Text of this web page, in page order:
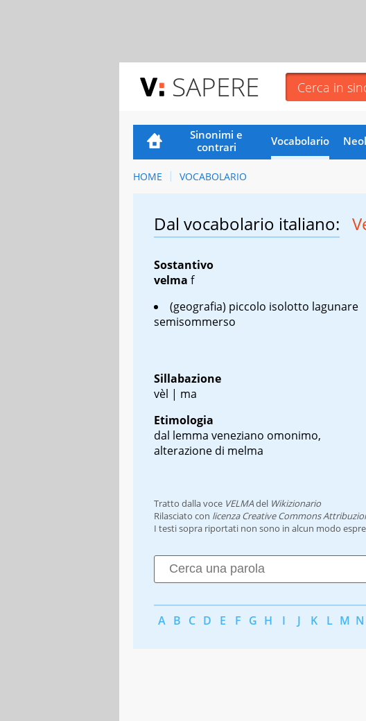
SAPERE
Sinonimi e
contrari
Vocabolario
HOME VOCABOLARIO
Dal vocabolario italiano:
Sostantivo
velma f
(geografia) piccolo isolotto lagunare
semisommerso
Sillabazione
vèl | ma
Etimologia
dal lemma veneziano omonimo,
alterazione di melma
Tratto dalla voce VELMAdel Wikizionario
Rilasciato con licenza Creative Commons
I testi sopra riportati non sono in alcun modo
A B C D E F G H I J K L M N